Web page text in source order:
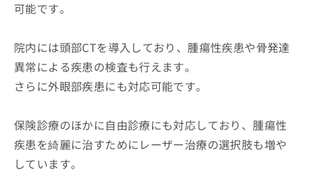
可能です。
院内には頭部CTを導入しており、腫瘍性疾患や骨発達
異常による疾患の検査も行えます。
さらに外眼部疾患にも対応可能です。
保険診療のほかに自由診療にも対応しており、腫瘍性
疾患を綺麗に治すためにレーザー治療の選択肢も増や
しています。